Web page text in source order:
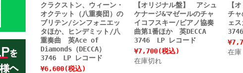
クラクストン、ウィーン・
オクテット（八重奏団）の
ブリテン/シンフォニエッ
タほか、ヒンデミット/八
重奏曲 英Ace of
Diamonds（DECCA）
3746 LP レコード
¥6,600(税込)
【オリジナル盤】 アシュ
ケナージ&マゼールのチャ
イコフスキー/ピアノ協奏
曲第1番ほか 英DECCA
3746 LP レコード
¥7,700(税込)
在庫切れ
【
チ
ェ
在